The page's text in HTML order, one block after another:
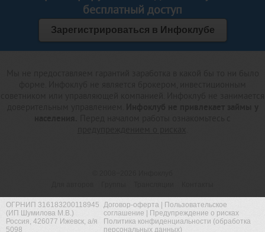
бесплатный доступ
Зарегистрироваться в Инфоклубе
ОГРНИП 316183200118945
(ИП Шумилова М.В.)
Россия, 426077 Ижевск, а/я
5098
Договор-оферта | Пользовательское
соглашение | Предупреждение о рисках
Политика конфиденциальности (обработка
персональных данных)